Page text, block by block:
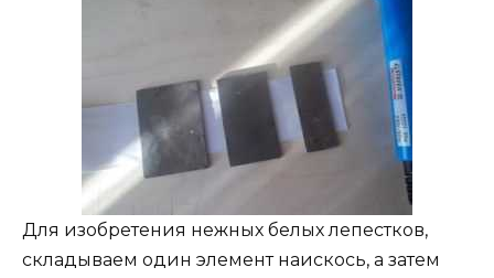
Для изобретения нежных белых лепестков,
складываем один элемент наискось, а затем